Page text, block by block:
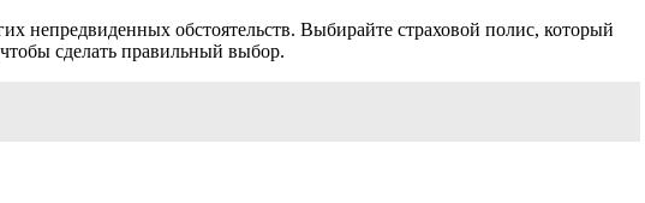
непредвиденных обстоятельств. Выбирайте страховой полис, который
сделать правильный выбор.